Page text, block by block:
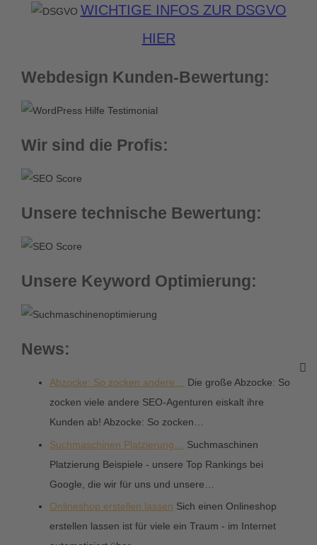
WICHTIGE INFOS ZUR DSGVO
HIER
Webdesign Kunden-Bewertung:
Wir sind die Profis:
Unsere technische Bewertung:
Unsere Keyword Optimierung:
News:
Abzocke: So zocken andere… Die große Abzocke: So
zocken viele andere SEO-Agenturen eiskalt ihre
Kunden ab! Abzocke: So zocken…
Suchmaschinen Platzierung…
Suchmaschinen
Platzierung Beispiele - unsere Top Rankings bei
Google, die wir für uns und unsere…
Onlineshop erstellen lassen Sich einen Onlineshop
erstellen lassen ist für viele ein Traum - im Internet